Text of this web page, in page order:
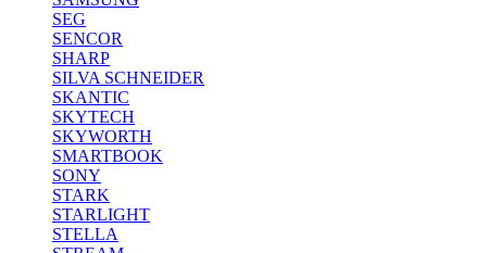
SEG
SENCOR
SHARP
SILVA SCHNEIDER
SKANTIC
SKYTECH
SKYWORTH
SMARTBOOK
SONY
STARK
STARLIGHT
STELLA